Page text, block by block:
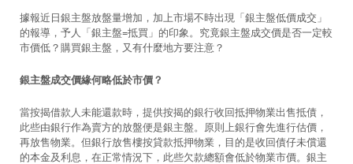
據報近日銀主盤放盤量增加，加上市場不時出現「銀主盤低價成交」
的報導，予人「銀主盤=抵買」的印象。究竟銀主盤成交價是否一定較
市價低？購買銀主盤，又有什麼地方要注意？
銀主盤成交價緣何略低於市價？
當按揭借款人未能還款時，提供按揭的銀行收回抵押物業出售抵債，
此些由銀行作為賣方的放盤便是銀主盤。原則上銀行會先進行估價，
再放售物業。但銀行放售樓按貸款抵押物業，目的是收回債仔未償還
的本金及利息，在正常情況下，此些欠款總額會低於物業市價。銀主